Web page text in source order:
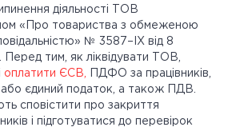
діяльності ТОВ
«Про товариства з обмеженою
№ 3587–IX від 8
тим, як ліквідувати ТОВ,
оплатити ЄСВ,
ПДФО за працівників,
єдиний податок, а також ПДВ.
сповістити про закриття
і підготуватися до перевірок